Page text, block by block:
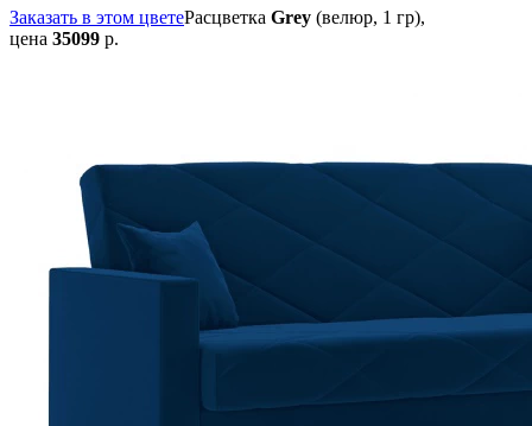
Заказать в этом цветеРасцветка Grey (велюр, 1 гр),
цена 35099 р.